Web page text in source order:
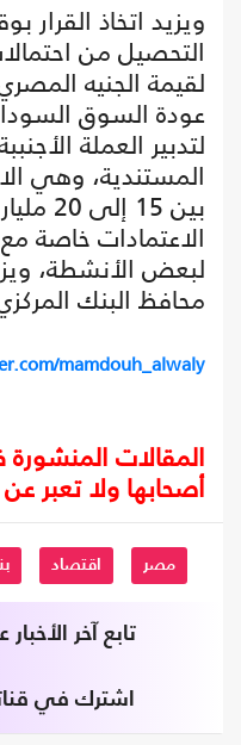
ويزيد اتخاذ
التحصيل من
لقيمة الجنيه
عودة السوق
لتدبير العملة
المستندية، وهي
بين 15
الاعتمادات خاصة
لبعض الأنشطة،
محافظ البنك
mamdouh_alwaly
أصحابها ولا تعبر
مصر اقتصاد
تابع آخر
اشترك في